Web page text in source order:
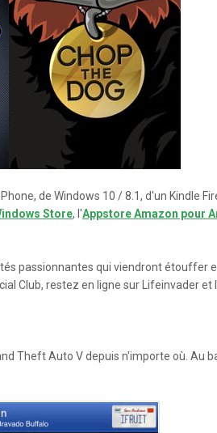
de Windows 10 / 8.1, d'un Kindle
Store, l'Appstore Amazon pour
passionnantes qui viendront étouffer
Club, restez en ligne sur Lifeinvader et
Theft Auto V depuis n'importe où. Au